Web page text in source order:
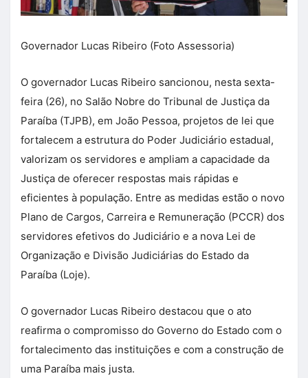
Governador Lucas Ribeiro (Foto Assessoria)
O governador Lucas Ribeiro sancionou, nesta sexta-
feira (26), no Salão Nobre do Tribunal de Justiça da
Paraíba (TJPB), em João Pessoa, projetos de lei que
fortalecem a estrutura do Poder Judiciário estadual,
valorizam os servidores e ampliam a capacidade da
Justiça de oferecer respostas mais rápidas e
eficientes à população. Entre as medidas estão o novo
Plano de Cargos, Carreira e Remuneração (PCCR) dos
servidores efetivos do Judiciário e a nova Lei de
Organização e Divisão Judiciárias do Estado da
Paraíba (Loje).
O governador Lucas Ribeiro destacou que o ato
reafirma o compromisso do Governo do Estado com o
fortalecimento das instituições e com a construção de
uma Paraíba mais justa.